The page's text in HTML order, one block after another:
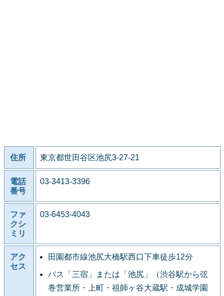
住所 東京都世田谷区池尻3-27-21
電話
番号
03-3413-3396
ファ
クシ
ミリ
03-6453-4043
アク
セス
田園都市線池尻大橋駅西口下車徒歩12分
バス「三宿」または「池尻」（渋谷駅から弦
巻営業所・上町・祖師ヶ谷大蔵駅・成城学園